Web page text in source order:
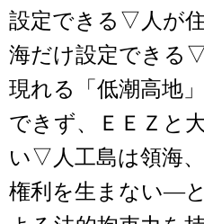
設定できる▽人が
海だけ設定できる
現れる「低潮高地
できず、ＥＥＺと
い▽人工島は領海
権利を生まない―